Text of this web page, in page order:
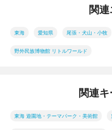
関
東海 愛知県 尾張・犬山・小牧
野外民族博物館 リトルワールド
関連
東海 遊園地・テーマパーク・美術館